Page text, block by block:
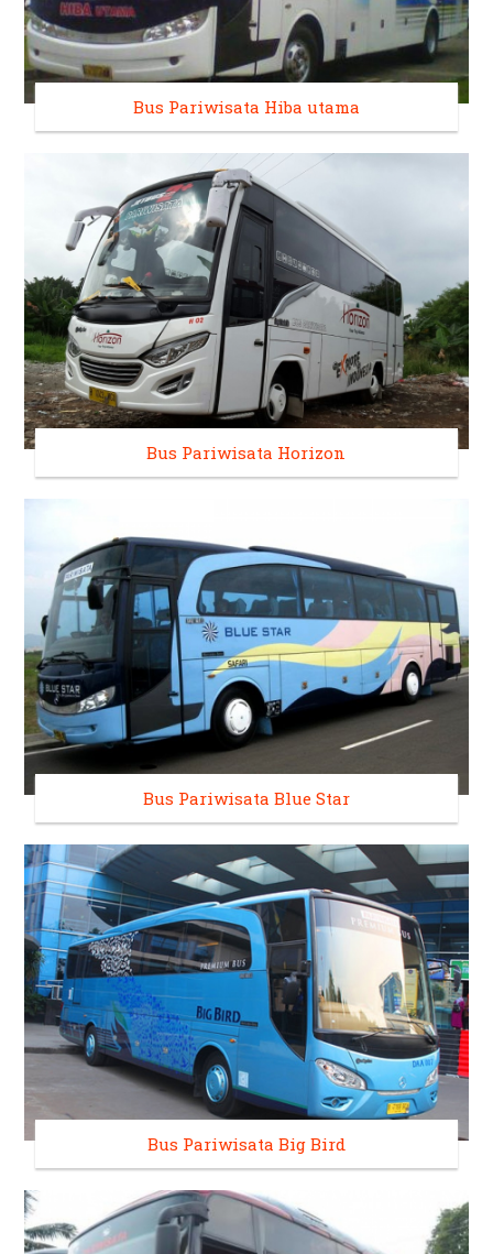
Bus Pariwisata Hiba utama
Bus Pariwisata Horizon
Bus Pariwisata Blue Star
Bus Pariwisata Big Bird